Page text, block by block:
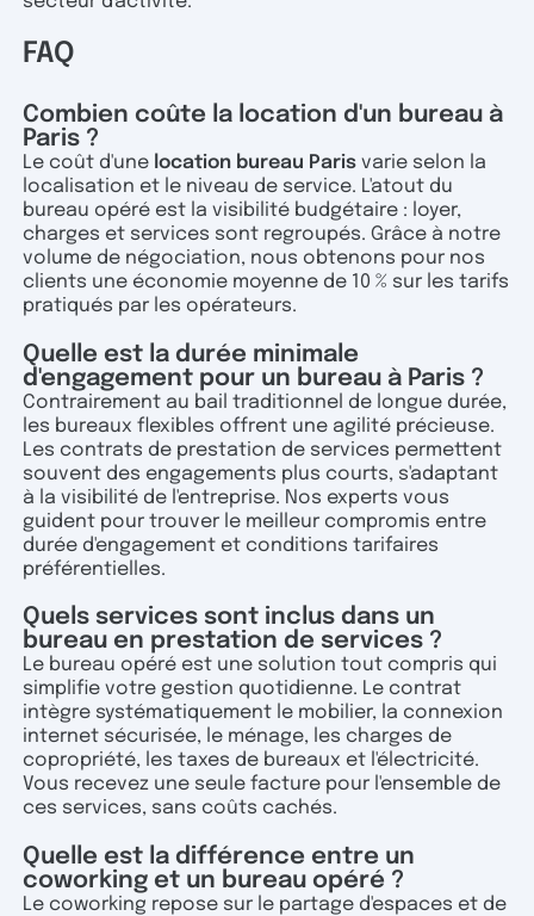
FAQ
Combien coûte la location d'un bureau à
Paris ?
Le coût d'une location bureau Paris varie selon la
localisation et le niveau de service. L'atout du
bureau opéré est la visibilité budgétaire : loyer,
charges et services sont regroupés. Grâce à notre
volume de négociation, nous obtenons pour nos
clients une économie moyenne de 10 % sur les tarifs
pratiqués par les opérateurs.
Quelle est la durée minimale
d'engagement pour un bureau à Paris ?
Contrairement au bail traditionnel de longue durée,
les bureaux flexibles offrent une agilité précieuse.
Les contrats de prestation de services permettent
souvent des engagements plus courts, s'adaptant
à la visibilité de l'entreprise. Nos experts vous
guident pour trouver le meilleur compromis entre
durée d'engagement et conditions tarifaires
préférentielles.
Quels services sont inclus dans un
bureau en prestation de services ?
Le bureau opéré est une solution tout compris qui
simplifie votre gestion quotidienne. Le contrat
intègre systématiquement le mobilier, la connexion
internet sécurisée, le ménage, les charges de
copropriété, les taxes de bureaux et l'électricité.
Vous recevez une seule facture pour l'ensemble de
ces services, sans coûts cachés.
Quelle est la différence entre un
coworking et un bureau opéré ?
Le coworking repose sur le partage d'espaces et de